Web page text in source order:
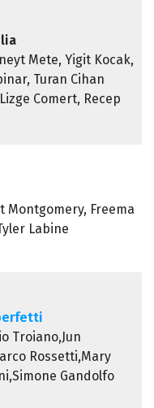
Mete, Yigit Kocak,
Turan Cihan
Comert, Recep
Montgomery, Freema
Labine
Troiano,Jun
Rossetti,Mary
Gandolfo